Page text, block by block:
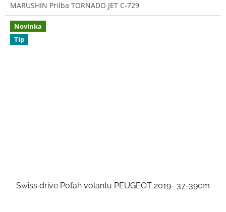
z
5
hviezdičiek.
MARUSHIN Prilba TORNADO JET C-729
Novinka
Tip
Swiss drive Poťah volantu PEUGEOT 2019- 37-39cm